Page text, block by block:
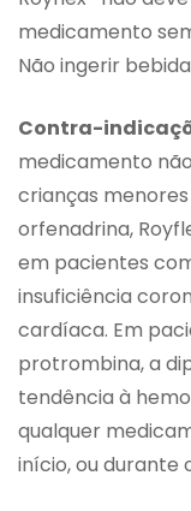
medicamento
Não ingerir
Contra-
medicamento
crianças menores
orfenadrina,
em pacientes
insuficiência
cardíaca. Em
protrombina, a
tendência à
qualquer
início, ou durante